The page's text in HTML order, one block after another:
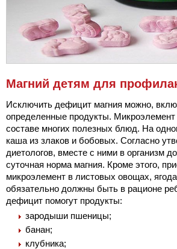
Магний детям для
Исключить дефицит магния можно,
определенные продукты. Микроэлемент
составе многих полезных блюд. На
каша из злаков и бобовых. Согласно
диетологов, вместе с ними в организм
суточная норма магния. Кроме этого,
микроэлемент в листовых овощах,
обязательно должны быть в рационе
дефицит помогут продукты:
зародыши пшеницы;
банан;
клубника;